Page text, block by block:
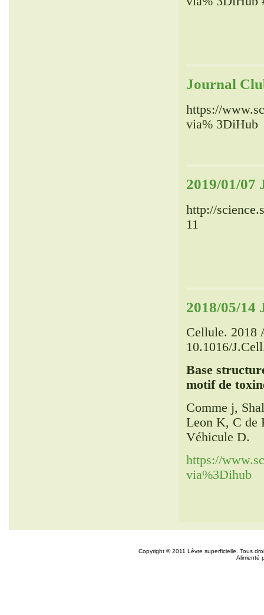
Journal
https://
via% 3DiHub
2019/01/07
http://
11
2018/05/14
Cellule. 2018
10.1016/
Base
motif de
Comme j,
Leon K, C de
Véhicule D.
https://
via%3Dihub
Copyright © 2011 Lèvre superficielle. Tous
Alimenté